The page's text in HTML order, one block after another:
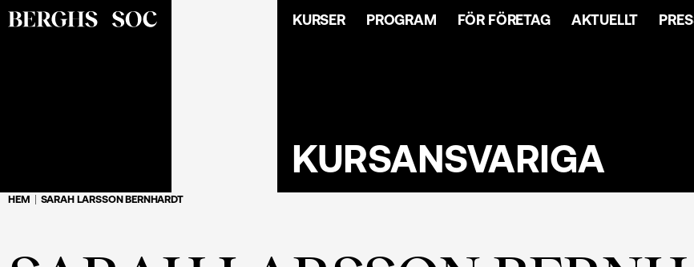
KURSER PROGRAM FÖR FÖRETAG AKTUELLT
KURSANSVARIGA
HEM SARAH LARSSON BERNHARDT